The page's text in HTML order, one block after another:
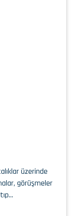
üzerinde
görüşmeler